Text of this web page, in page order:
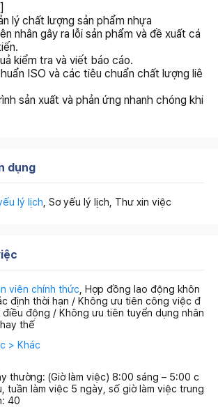
lý chất lượng sản phẩm nhựa
nhân gây ra lỗi sản phẩm và đề xuất cá
kiểm tra và viết báo cáo.
ISO và các tiêu chuẩn chất lượng liê
sản xuất và phản ứng nhanh chóng khi
dụng
lý lịch , Sơ yếu lý lịch, Thư xin việc
viên chính thức , Hợp đồng lao động khôn
định thời hạn / Không ưu tiên công việc đ
điều động / Không ưu tiên tuyển dụng nhân
thế
> Khác
thường: (Giờ làm việc) 8:00 sáng – 5:00 c
tuần làm việc 5 ngày, số giờ làm việc trung
40